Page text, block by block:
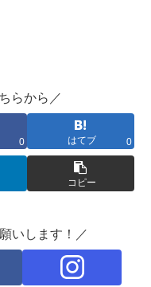
らから／
0 はてブ 0
コピー
いします！／